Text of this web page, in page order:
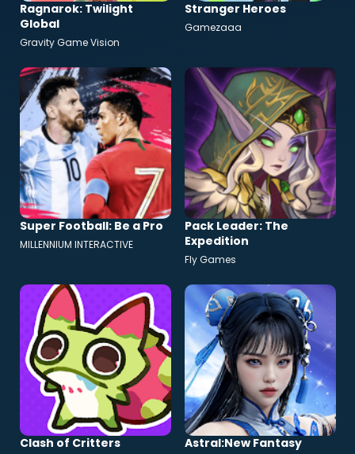
Ragnarok: Twilight
Global
Gravity Game Vision
Stranger Heroes
Gamezaaa
Super Football: Be a Pro
MILLENNIUM INTERACTIVE
Pack Leader: The
Expedition
Fly Games
Clash of Critters Astral:New Fantasy